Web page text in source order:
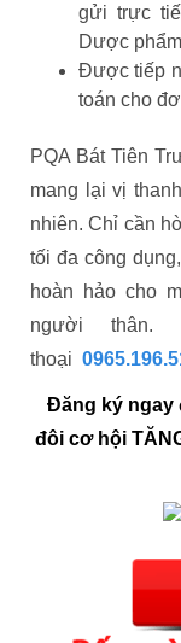
gửi trực
Dược
Được tiếp
toán cho
PQA Bát Tiên
mang lại vị
nhiên. Chỉ cần
tối đa công
hoàn hảo cho
người
thoại
Đăng ký ngay
đôi cơ hội